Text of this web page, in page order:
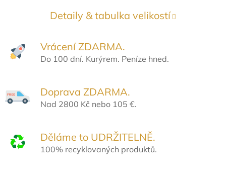
Detaily & tabulka velikostí
Vrácení ZDARMA.
Do 100 dní. Kurýrem. Peníze hned.
Doprava ZDARMA.
Nad 2800 Kč nebo 105 €.
Děláme to UDRŽITELNĚ.
100% recyklovaných produktů.